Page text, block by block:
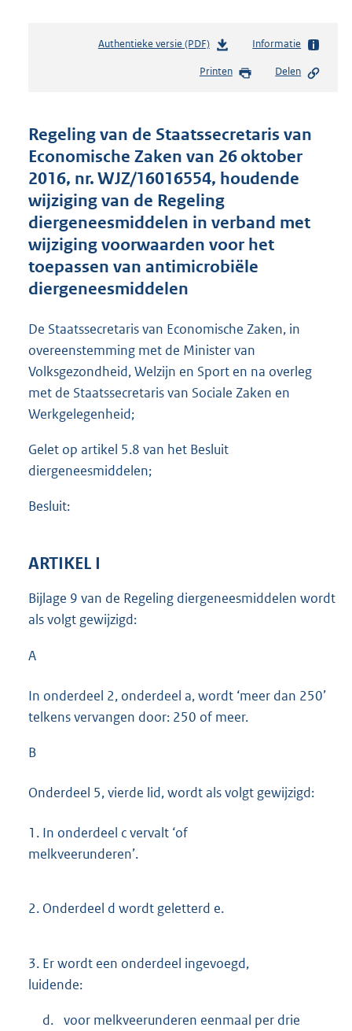
Authentieke versie (PDF)b
s
d
s
g
o
o
t
e
6
K
b
Informatie
Printen Delen
Regeling van de Staatssecretaris van
Economische Zaken van 26 oktober
2016, nr. WJZ/16016554, houdende
wijziging van de Regeling
diergeneesmiddelen in verband met
wijziging voorwaarden voor het
toepassen van antimicrobiële
diergeneesmiddelen
De Staatssecretaris van Economische Zaken, in
overeenstemming met de Minister van
Volksgezondheid, Welzijn en Sport en na overleg
met de Staatssecretaris van Sociale Zaken en
Werkgelegenheid;
Gelet op artikel 5.8 van het Besluit
diergeneesmiddelen;
Besluit:
ARTIKEL I
Bijlage 9 van de Regeling diergeneesmiddelen wordt
als volgt gewijzigd:
A
In onderdeel 2, onderdeel a, wordt ‘meer dan 250’
telkens vervangen door: 250 of meer.
B
Onderdeel 5, vierde lid, wordt als volgt gewijzigd:
1. In onderdeel c vervalt ‘of
melkveerunderen’.
2. Onderdeel d wordt geletterd e.
3. Er wordt een onderdeel ingevoegd,
luidende:
d. voor melkveerunderen eenmaal per drie